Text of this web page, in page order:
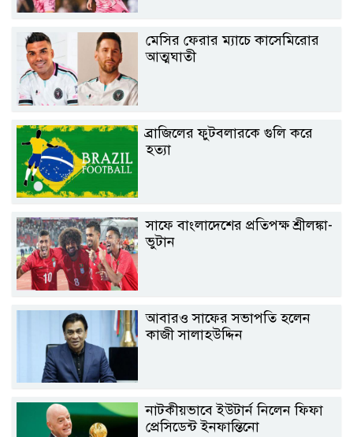
মেসির ফেরার ম্যাচে কাসেমিরোর
আত্মঘাতী
ব্রাজিলের ফুটবলারকে গুলি করে
হত্যা
সাফে বাংলাদেশের প্রতিপক্ষ শ্রীলঙ্কা-
ভুটান
আবারও সাফের সভাপতি হলেন
কাজী সালাহউদ্দিন
নাটকীয়ভাবে ইউটার্ন নিলেন ফিফা
প্রেসিডেন্ট ইনফান্তিনো